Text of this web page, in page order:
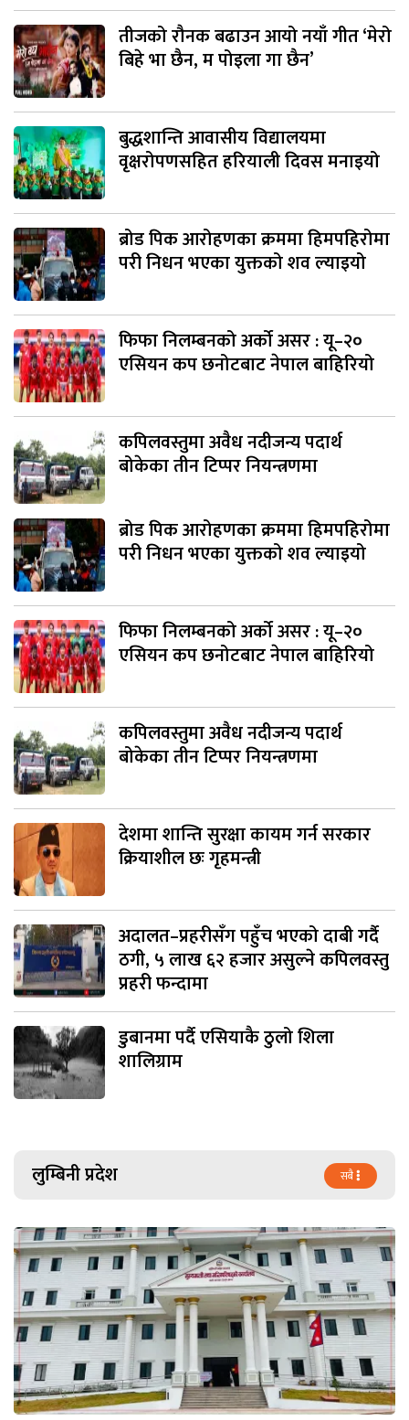
तीजको रौनक बढाउन आयो नयाँ गीत ‘मेरो
बिहे भा छैन, म पोइला गा छैन’
बुद्धशान्ति आवासीय विद्यालयमा
वृक्षरोपणसहित हरियाली दिवस मनाइयो
ब्रोड पिक आरोहणका क्रममा हिमपहिरोमा
परी निधन भएका युक्तको शव ल्याइयो
फिफा निलम्बनको अर्को असर : यू–२०
एसियन कप छनोटबाट नेपाल बाहिरियो
कपिलवस्तुमा अवैध नदीजन्य पदार्थ
बोकेका तीन टिप्पर नियन्त्रणमा
ब्रोड पिक आरोहणका क्रममा हिमपहिरोमा
परी निधन भएका युक्तको शव ल्याइयो
फिफा निलम्बनको अर्को असर : यू–२०
एसियन कप छनोटबाट नेपाल बाहिरियो
कपिलवस्तुमा अवैध नदीजन्य पदार्थ
बोकेका तीन टिप्पर नियन्त्रणमा
देशमा शान्ति सुरक्षा कायम गर्न सरकार
क्रियाशील छः गृहमन्त्री
अदालत–प्रहरीसँग पहुँच भएको दाबी गर्दै
ठगी, ५ लाख ६२ हजार असुल्ने कपिलवस्तु
प्रहरी फन्दामा
डुबानमा पर्दै एसियाकै ठुलो शिला
शालिग्राम
लुम्बिनी प्रदेश सबै